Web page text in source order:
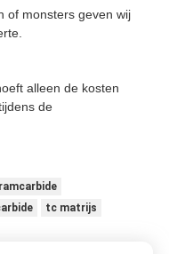
of monsters geven wij
alleen de kosten
de
tc matrijs